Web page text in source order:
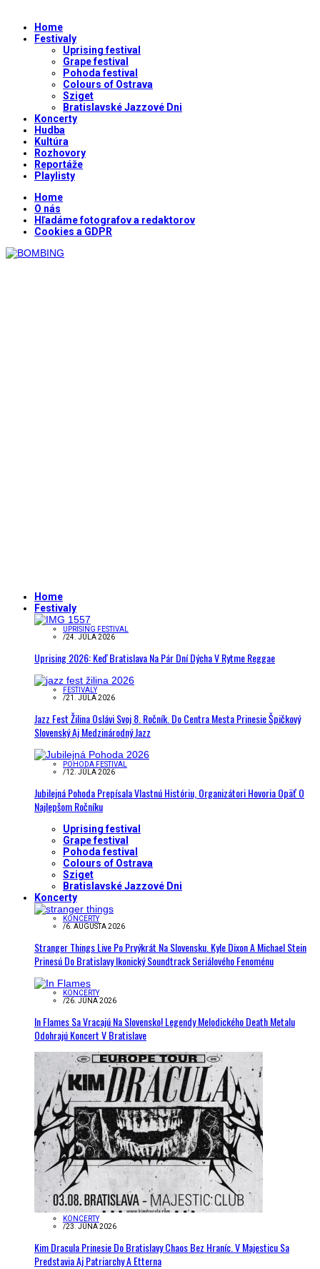
Home
Festivaly
Uprising festival
Grape festival
Pohoda festival
Colours of Ostrava
Sziget
Bratislavské Jazzové Dni
Koncerty
Hudba
Kultúra
Rozhovory
Reportáže
Playlisty
Home
O nás
Hľadáme fotografov a redaktorov
Cookies a GDPR
Home
Festivaly
UPRISING FESTIVAL
/24. JÚLA 2026
Uprising 2026: Keď Bratislava Na Pár Dní Dýcha V Rytme Reggae
FESTIVALY
/21. JÚLA 2026
Jazz Fest Žilina Oslávi Svoj 8. Ročník. Do Centra Mesta Prinesie Špičkový
Slovenský Aj Medzinárodný Jazz
POHODA FESTIVAL
/12. JÚLA 2026
Jubilejná Pohoda Prepísala Vlastnú Históriu, Organizátori Hovoria Opäť O
Najlepšom Ročníku
Uprising festival
Grape festival
Pohoda festival
Colours of Ostrava
Sziget
Bratislavské Jazzové Dni
Koncerty
KONCERTY
/6. AUGUSTA 2026
Stranger Things Live Po Prvýkrát Na Slovensku. Kyle Dixon A Michael Stein
Prinesú Do Bratislavy Ikonický Soundtrack Seriálového Fenoménu
KONCERTY
/26. JÚNA 2026
In Flames Sa Vracajú Na Slovensko! Legendy Melodického Death Metalu
Odohrajú Koncert V Bratislave
KONCERTY
/23. JÚNA 2026
Kim Dracula Prinesie Do Bratislavy Chaos Bez Hraníc. V Majesticu Sa
Predstavia Aj Patriarchy A Etterna